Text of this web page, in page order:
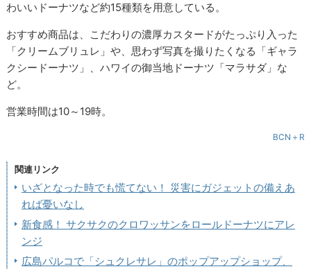
わいいドーナツなど約15種類を用意している。
おすすめ商品は、こだわりの濃厚カスタードがたっぷり入った
「クリームブリュレ」や、思わず写真を撮りたくなる「ギャラ
クシードーナツ」、ハワイの御当地ドーナツ「マラサダ」な
ど。
営業時間は10～19時。
BCN＋R
関連リンク
いざとなった時でも慌てない！ 災害にガジェットの備えあ
れば憂いなし
新食感！ サクサクのクロワッサンをロールドーナツにアレ
ンジ
広島パルコで「シュクレサレ」のポップアップショップ、